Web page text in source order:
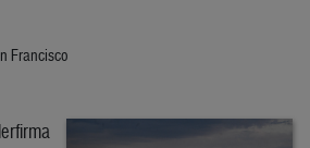
Francisco